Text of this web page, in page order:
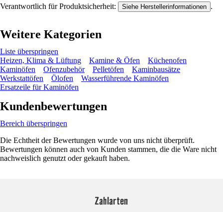
Verantwortlich für Produktsicherheit: Siehe Herstellerinformationen .
Weitere Kategorien
Liste überspringen
Heizen, Klima & Lüftung
Kamine & Öfen
Küchenofen
Kaminöfen
Ofenzubehör Pelletöfen
Kaminbausätze
Werkstattöfen
Ölofen
Wasserführende Kaminöfen
Ersatzeile für Kaminöfen
Kundenbewertungen
Bereich überspringen
Die Echtheit der Bewertungen wurde von uns nicht überprüft.
Bewertungen können auch von Kunden stammen, die die Ware nicht
nachweislich genutzt oder gekauft haben.
Zahlarten